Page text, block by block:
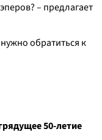
– предлагает
обратиться к
50-летие